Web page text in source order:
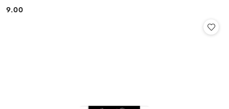
Cena:
9.00